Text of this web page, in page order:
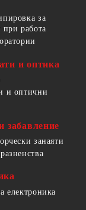
за
при работа
и оптика
и оптични
забавление
занаяти
електроника